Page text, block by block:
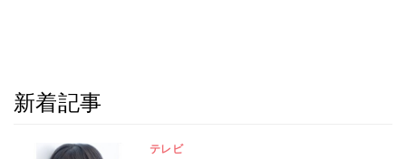
新着記事
テレビ